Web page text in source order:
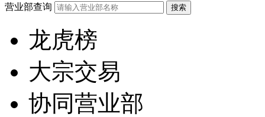
营业部查询
龙虎榜
大宗交易
协同营业部